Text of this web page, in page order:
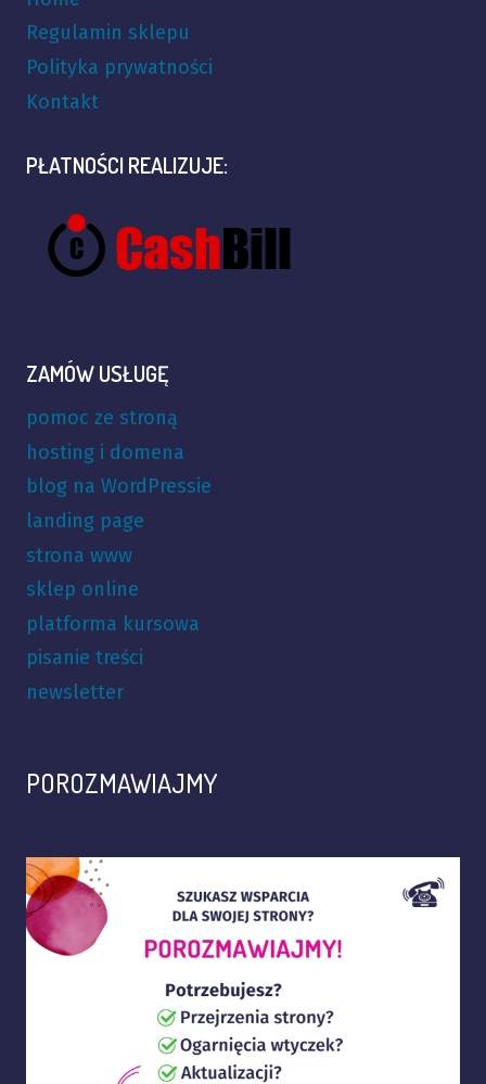
Regulamin sklepu
Polityka prywatności
Kontakt
PŁATNOŚCI REALIZUJE:
ZAMÓW USŁUGĘ
pomoc ze stroną
hosting i domena
blog na WordPressie
landing page
strona www
sklep online
platforma kursowa
pisanie treści
newsletter
POROZMAWIAJMY